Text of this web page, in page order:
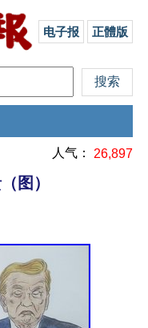
电子报 正體版
人气： 26,897
图）